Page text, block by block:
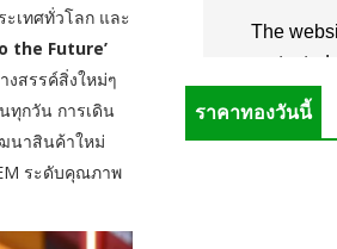
เทศทั่วโลก และ
the Future’
สรรค์สิ่งใหม่ๆ
ทุกวัน การเดิน
นาสินค้าใหม่
ระดับคุณภาพ
ราคาทองวันนี้